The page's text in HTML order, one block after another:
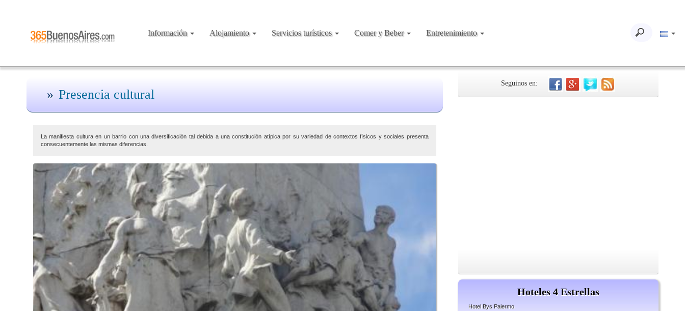
Información Alojamiento Servicios turísticos Comer y Beber Entretenimiento
Presencia cultural
La manifiesta cultura en un barrio con una diversificación tal debida a una constitución atípica por su variedad de contextos físicos y sociales presenta
consecuentemente las mismas diferencias.
Seguinos en:
Hoteles 4 Estrellas
Hotel Bys Palermo